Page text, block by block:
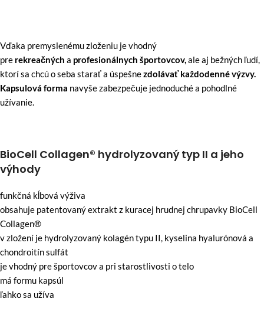
Vďaka premyslenému zloženiu je vhodný
pre rekreačných a profesionálnych športovcov,ale aj bežných ľudí,
ktorí sa chcú o seba starať a úspešnezdolávať každodenné výzvy.
Kapsulová forma navyše zabezpečuje jednoduché a pohodlné
užívanie.
BioCell Collagen® hydrolyzovaný typ II a jeho
výhody
funkčná kĺbová výživa
obsahuje patentovaný extrakt z kuracej hrudnej chrupavky BioCell
Collagen®
v zložení je hydrolyzovaný kolagén typu II, kyselina hyalurónová a
chondroitín sulfát
je vhodný pre športovcov a pri starostlivosti o telo
má formu kapsúl
ľahko sa užíva